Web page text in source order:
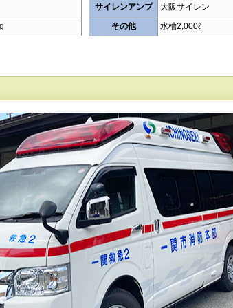
サイレンアンプ
大阪サイレン
その他
水槽2,000ℓ